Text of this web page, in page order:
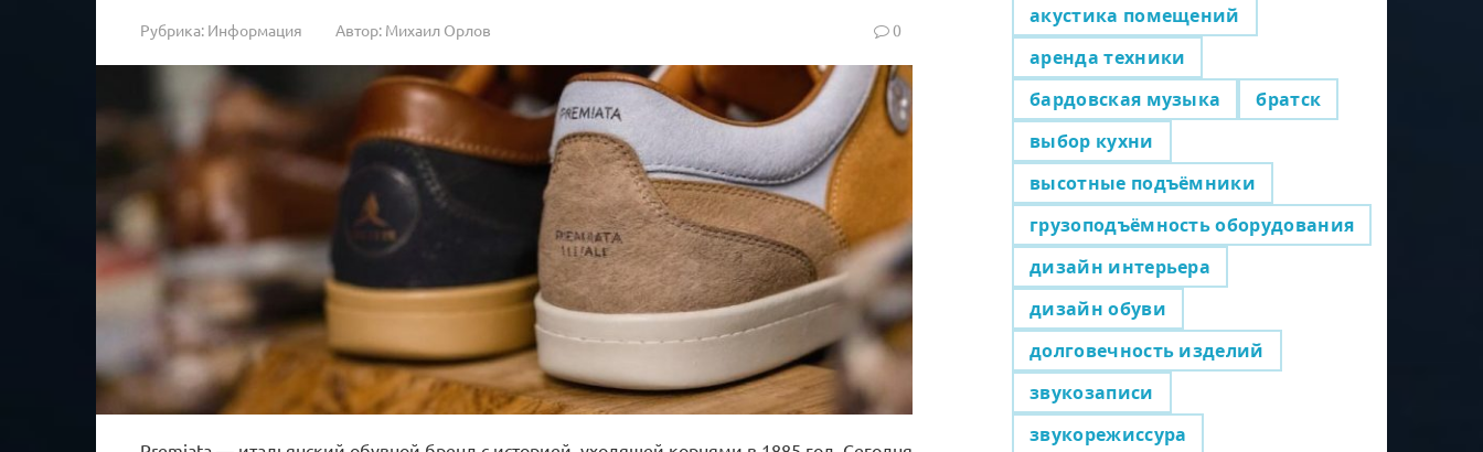
Рубрика: Информация Автор: Михаил Орлов 0
акустика помещений
аренда техники
бардовская музыка
братск
выбор кухни
высотные подъёмники
грузоподъёмность оборудования
дизайн интерьера
дизайн обуви
долговечность изделий
звукозаписи
звукорежиссура